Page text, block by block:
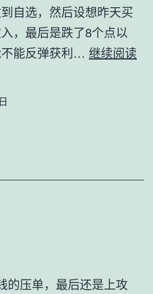
自选，然后设想昨天买
，最后是跌了8个点以
能反弹获利… 继续阅读
的压单，最后还是上攻